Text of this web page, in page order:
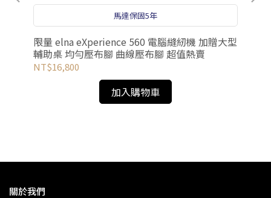
馬達保固5年
限量 elna eXperience 560 電腦縫紉機 加贈大型
輔助桌 均勻壓布腳 曲線壓布腳 超值熱賣
NT$16,800
加入購物車
關於我們